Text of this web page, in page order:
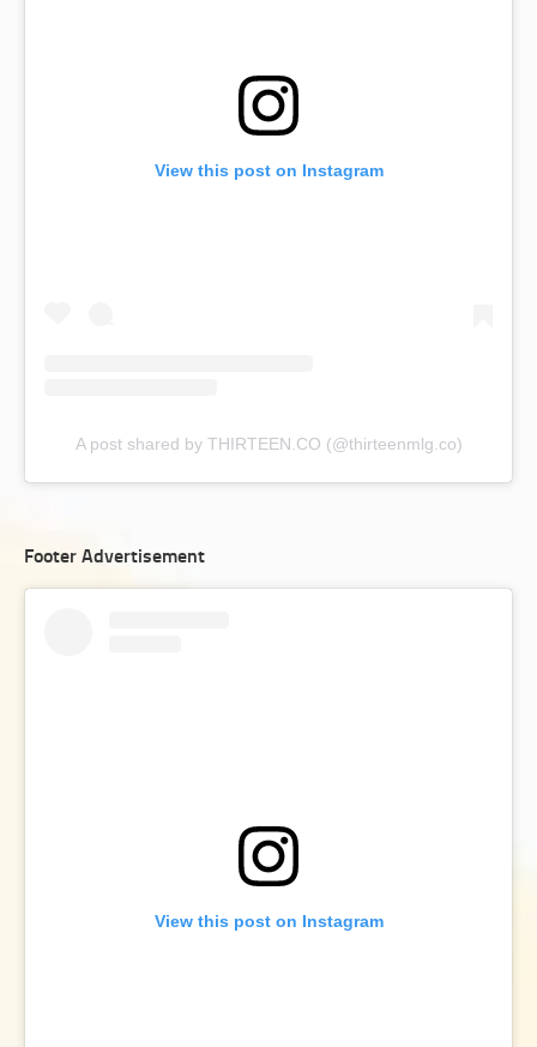
View this post on Instagram
A post shared by THIRTEEN.CO (@thirteenmlg.co)
Footer Advertisement
View this post on Instagram